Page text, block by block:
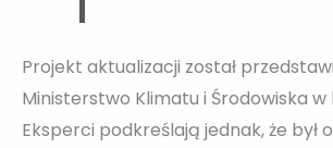
Projekt aktualizacji został
Ministerstwo Klimatu i Środowiska
Eksperci podkreślają jednak, że był